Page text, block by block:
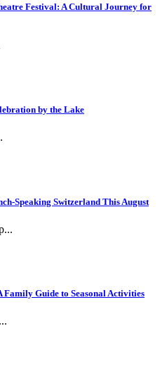
Festival: A Cultural Journey for
by the Lake
Speaking Switzerland This August
Family Guide to Seasonal Activities